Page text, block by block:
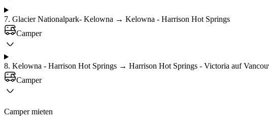
7. Glacier Nationalpark- Kelowna → Kelowna - Harrison Hot Springs
Camper
8. Kelowna - Harrison Hot Springs → Harrison Hot Springs - Victoria auf
Camper
Camper mieten